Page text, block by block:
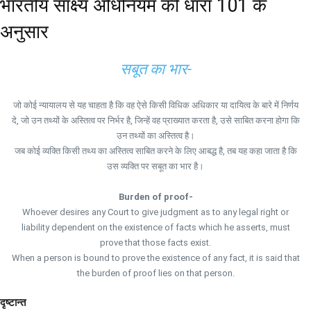
भारतीय साक्ष्य अधिनियम की धारा 101 के
अनुसार
सबूत का भार-
जो कोई न्यायालय से यह चाहता है कि वह ऐसे किसी विधिक अधिकार या दायित्व के बारे में निर्णय
दे, जो उन तथ्यों के अस्तित्व पर निर्भर है, जिन्हें वह प्राख्यात करता है, उसे साबित करना होगा कि
उन तथ्यों का अस्तित्व है।
जब कोई व्यक्ति किसी तथ्य का अस्तित्व साबित करने के लिए आबद्ध है, तब यह कहा जाता है कि
उस व्यक्ति पर सबूत का भार है।
Burden of proof-
Whoever desires any Court to give judgment as to any legal right or
liability dependent on the existence of facts which he asserts, must
prove that those facts exist.
When a person is bound to prove the existence of any fact, it is said that
the burden of proof lies on that person.
दृष्टान्त